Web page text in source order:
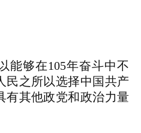
够在105年奋斗中不
民之所以选择中国共产
有其他政党和政治力量